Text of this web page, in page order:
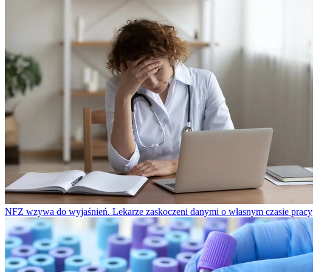
NFZ wzywa do wyjaśnień. Lekarze zaskoczeni danymi o własnym czasie pracy